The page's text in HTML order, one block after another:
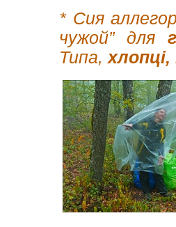
* Сия
чужой” для
Типа, хлопці,